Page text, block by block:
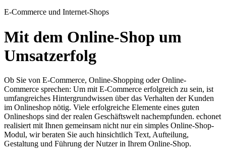
E-Commerce und Internet-Shops
Mit dem Online-Shop um
Umsatzerfolg
Ob Sie von E-Commerce, Online-Shopping oder Online-
Commerce sprechen: Um mit E-Commerce erfolgreich zu sein, ist
umfangreiches Hintergrundwissen über das Verhalten der Kunden
im Onlineshop nötig. Viele erfolgreiche Elemente eines guten
Onlineshops sind der realen Geschäftswelt nachempfunden. echonet
realisiert mit Ihnen gemeinsam nicht nur ein simples Online-Shop-
Modul, wir beraten Sie auch hinsichtlich Text, Aufteilung,
Gestaltung und Führung der Nutzer in Ihrem Online-Shop.